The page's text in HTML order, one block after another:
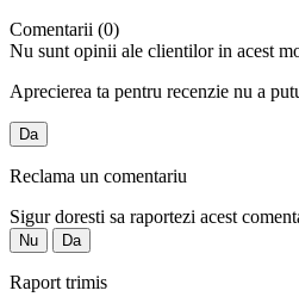
Comentarii (0)
Nu sunt opinii ale clientilor in acest
Aprecierea ta pentru recenzie nu a
Da
Reclama un comentariu
Sigur doresti sa raportezi acest
Nu Da
Raport trimis